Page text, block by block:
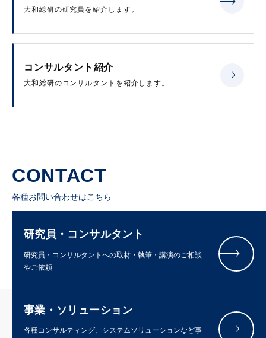
大和総研の研究員を紹介します。
コンサルタント紹介
大和総研のコンサルタントを紹介します。
CONTACT
各種お問い合わせはこちら
研究員・コンサルタント
研究員・コンサルタントへの取材・執筆・講演のご相談
やご依頼
事業・ソリューション
各種コンサルティング、システムソリューションなど事